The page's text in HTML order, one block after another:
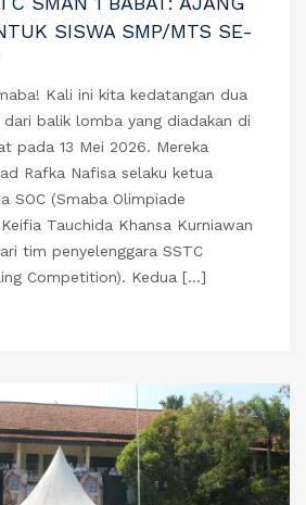
SISWA SMP/MTS SE-
Kali ini kita kedatangan dua
dari balik lomba yang diadakan di
pada 13 Mei 2026. Mereka
Rafka Nafisa selaku ketua
SOC (Smaba Olimpiade
Tauchida Khansa Kurniawan
tim penyelenggara SSTC
Competition). Kedua […]